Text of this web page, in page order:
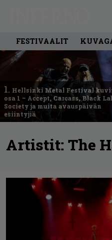
FESTIVAALIT
1. Hellsinki Metal Festival
osa 1 – Accept, Carcass, Black
Society ja muita avauspäivän
esiintyjiä
Artistit: The